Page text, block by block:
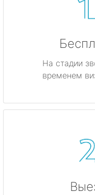
На стадии
временем